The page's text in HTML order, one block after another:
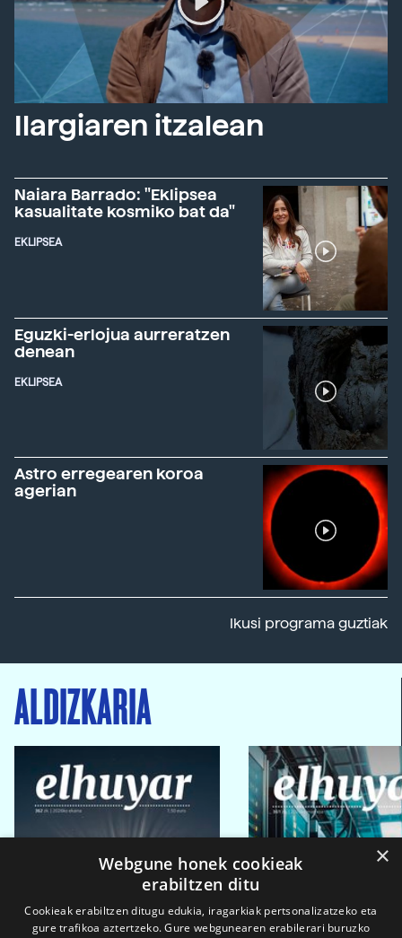
Ilargiaren itzalean
Naiara Barrado: "Eklipsea
kasualitate kosmiko bat da"
EKLIPSEA
Eguzki-erlojua aurreratzen
denean
EKLIPSEA
Astro erregearen koroa
agerian
Ikusi programa guztiak
ALDIZKARIA
×
Webgune honek cookieak
erabiltzen ditu
Cookieak erabiltzen ditugu edukia, iragarkiak pertsonalizatzeko eta
gure trafikoa aztertzeko. Gure webgunearen erabilerari buruzko